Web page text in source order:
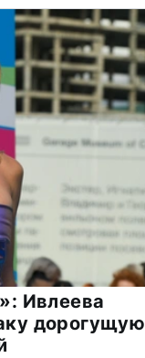
Ивлеева
дорогущую